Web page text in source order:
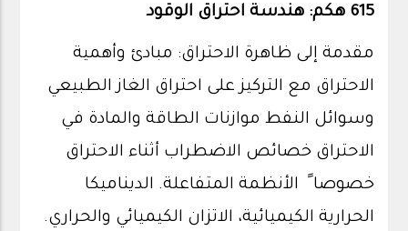
615 هكم: هندسة احتراق الوقود
مقدمة إلى ظاهرة الاحتراق: مبادئ وأهمية
الاحتراق مع التركيز على احتراق الغاز الطبيعي
وسوائل النفط موازنات الطاقة والمادة في
الاحتراق خصائص الاضطراب أثناء الاحتراق
خصوصا ً الأنظمة المتفاعلة. الديناميكا
الحرارية الكيميائية، الاتزان الكيميائي والحراري.